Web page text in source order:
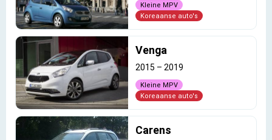
Kleine MPV
Koreaanse auto's
Venga
2015 – 2019
Kleine MPV
Koreaanse auto's
Carens